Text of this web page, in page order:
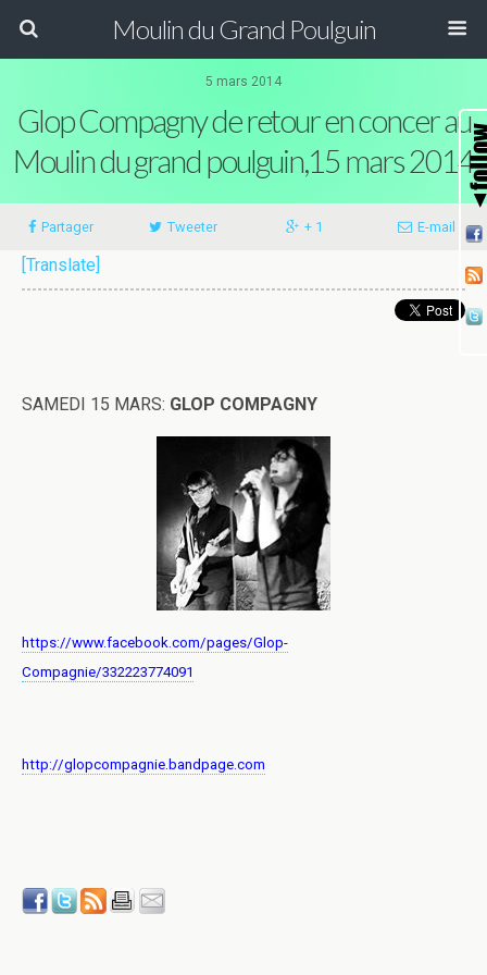
Moulin du Grand Poulguin
5 mars 2014
Glop Compagny de retour en concer au
Moulin du grand poulguin,15 mars 2014
Partager Tweeter + 1 E-mail
[Translate]
SAMEDI 15 MARS: GLOP COMPAGNY
https://www.facebook.com/pages/Glop-
Compagnie/332223774091
http://glopcompagnie.bandpage.com